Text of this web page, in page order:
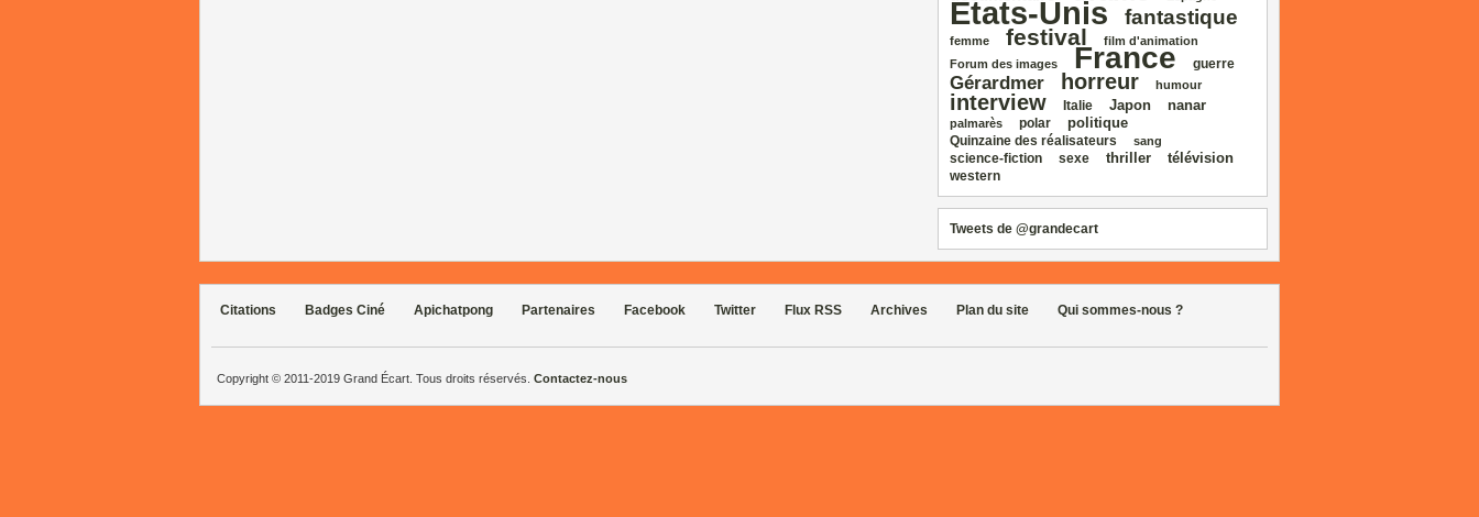
Etats‑Unis fantastique
femme festival
film d'animation
Forum des images
France guerre
Gérardmer horreur humour
interview Italie Japon nanar
palmarès polar politique
Quinzaine des réalisateurs sang
science‑fiction sexe thriller télévision
western
Tweets de @grandecart
Citations Badges Ciné Apichatpong Partenaires Facebook Twitter Flux RSS Archives Plan du site Qui sommes-nous ?
Copyright © 2011-2019 Grand Écart. Tous droits réservés. Contactez-nous